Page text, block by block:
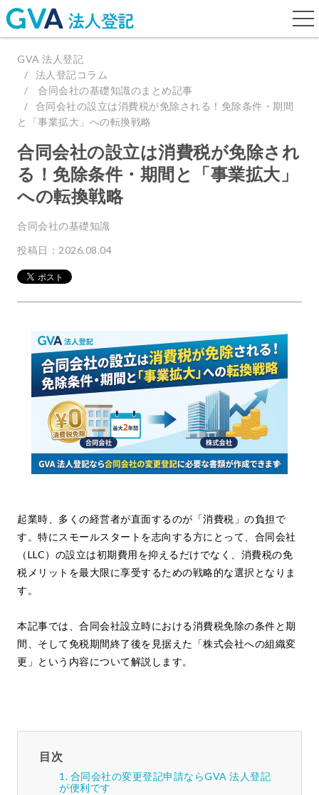
GVA 法人登記
法人登記コラム
合同会社の基礎知識のまとめ記事
合同会社の設立は消費税が免除される！免除条件・期間
と「事業拡大」への転換戦略
合同会社の設立は消費税が免除され
る！免除条件・期間と「事業拡大」
への転換戦略
合同会社の基礎知識
投稿日：2026.08.04
起業時、多くの経営者が直面するのが「消費税」の負担で
す。特にスモールスタートを志向する方にとって、合同会社
（LLC）の設立は初期費用を抑えるだけでなく、消費税の免
税メリットを最大限に享受するための戦略的な選択となりま
す。
本記事では、合同会社設立時における消費税免除の条件と期
間、そして免税期間終了後を見据えた「株式会社への組織変
更」という内容について解説します。
目次
合同会社の変更登記申請ならGVA 法人登記
が便利です